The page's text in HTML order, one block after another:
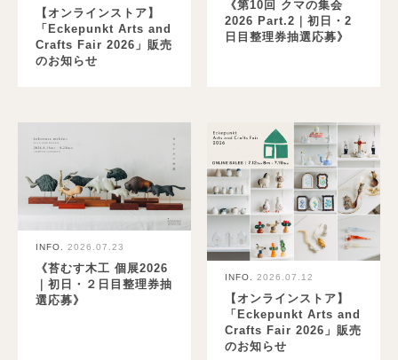
【オンラインストア】
「Eckepunkt Arts and
Crafts Fair 2026」販売
のお知らせ
《第10回 クマの集会
2026 Part.2｜初日・2
日目整理券抽選応募》
INFO. 2026.07.23
《苔むす木工 個展2026
｜初日・２日目整理券抽
選応募》
INFO. 2026.07.12
【オンラインストア】
「Eckepunkt Arts and
Crafts Fair 2026」販売
のお知らせ